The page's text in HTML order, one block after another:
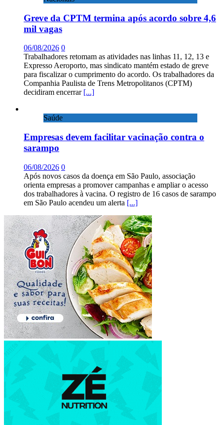
Greve da CPTM termina após acordo sobre 4,6
mil vagas
06/08/2026 0
Trabalhadores retomam as atividades nas linhas 11, 12, 13 e
Expresso Aeroporto, mas sindicato mantém estado de greve
para fiscalizar o cumprimento do acordo. Os trabalhadores da
Companhia Paulista de Trens Metropolitanos (CPTM)
decidiram encerrar [...]
Saúde
Empresas devem facilitar vacinação contra o
sarampo
06/08/2026 0
Após novos casos da doença em São Paulo, associação
orienta empresas a promover campanhas e ampliar o acesso
dos trabalhadores à vacina. O registro de 16 casos de sarampo
em São Paulo acendeu um alerta [...]